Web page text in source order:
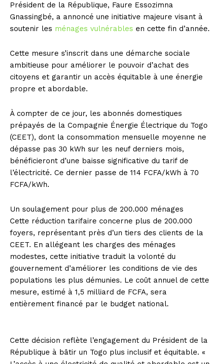
Président de la République, Faure Essozimna
Gnassingbé, a annoncé une initiative majeure visant à
soutenir les ménages vulnérables en cette fin d’année.
Cette mesure s’inscrit dans une démarche sociale
ambitieuse pour améliorer le pouvoir d’achat des
citoyens et garantir un accès équitable à une énergie
propre et abordable.
À compter de ce jour, les abonnés domestiques
prépayés de la Compagnie Énergie Électrique du Togo
(CEET), dont la consommation mensuelle moyenne ne
dépasse pas 30 kWh sur les neuf derniers mois,
bénéficieront d’une baisse significative du tarif de
l’électricité. Ce dernier passe de 114 FCFA/kWh à 70
FCFA/kWh.
Un soulagement pour plus de 200.000 ménages
Cette réduction tarifaire concerne plus de 200.000
foyers, représentant près d’un tiers des clients de la
CEET. En allégeant les charges des ménages
modestes, cette initiative traduit la volonté du
gouvernement d’améliorer les conditions de vie des
populations les plus démunies. Le coût annuel de cette
mesure, estimé à 1,5 milliard de FCFA, sera
entièrement financé par le budget national.
Cette décision reflète l’engagement du Président de la
République à bâtir un Togo plus inclusif et équitable. «